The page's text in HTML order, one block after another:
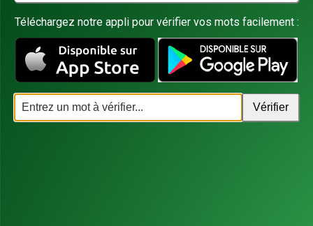
Téléchargez notre appli pour vérifier vos mots facilement :